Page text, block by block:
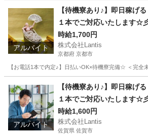
工場 時給
アルバイト
【待機寮あり♪】即日稼げ
１本でご対応いたします☆
時給1,700円
株式会社Lantis
京都府 京都市
【お電話1本で内定♪】日払いOK×待機寮完備☆ ＜完
工場 時給
アルバイト
【待機寮あり♪】即日稼げ
１本でご対応いたします☆
時給1,600円
株式会社Lantis
佐賀県 佐賀市